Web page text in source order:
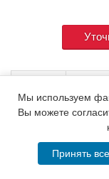
© 2015. Все права
Написать в MAX
Мы используем
Вы можете
Принять все